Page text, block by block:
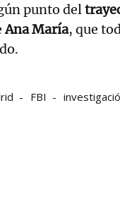
punto del
Ana María, que
FBI